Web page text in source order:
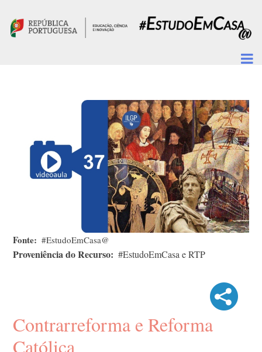
Fonte #EstudoEmCasa@
Proveniência do Recurso #EstudoEmCasa e RTP
Contrarreforma e Reforma
Católica